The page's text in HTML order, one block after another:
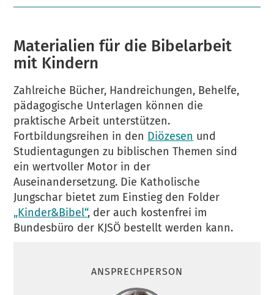
Materialien für die Bibelarbeit
mit Kindern
Zahlreiche Bücher, Handreichungen, Behelfe,
pädagogische Unterlagen können die
praktische Arbeit unterstützen.
Fortbildungsreihen in den Diözesen und
Studientagungen zu biblischen Themen sind
ein wertvoller Motor in der
Auseinandersetzung. Die Katholische
Jungschar bietet zum Einstieg den Folder
„Kinder&Bibel“, der auch kostenfrei im
Bundesbüro der KJSÖ bestellt werden kann.
ANSPRECHPERSON